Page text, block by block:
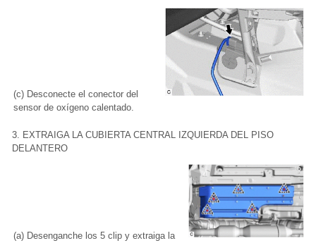
(c) Desconecte el conector del
sensor de oxígeno calentado.
3. EXTRAIGA LA CUBIERTA CENTRAL IZQUIERDA DEL PISO
DELANTERO
(a) Desenganche los 5 clip y extraiga la